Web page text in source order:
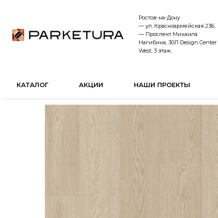
Ростов-на-Дону
— ул. Красноармейская 236,
— Проспект Михаила
Нагибина, 30Л Design Center
West, 3 этаж.
АКЦИИ НАШИ ПРОЕКТЫ
КАТАЛОГ